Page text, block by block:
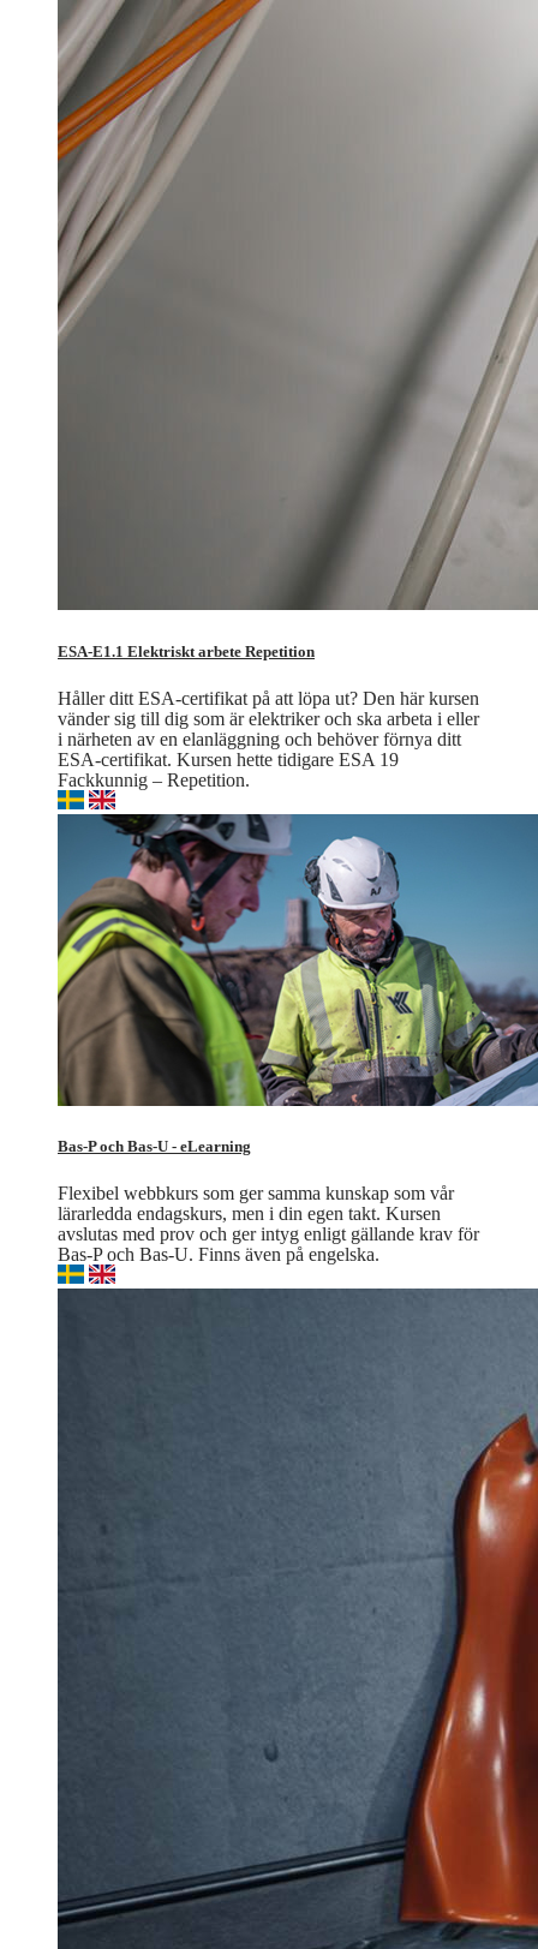
ESA-E1.1 Elektriskt arbete Repetition
Håller ditt ESA-certifikat på att löpa ut? Den här kursen
vänder sig till dig som är elektriker och ska arbeta i eller
i närheten av en elanläggning och behöver förnya ditt
ESA-certifikat. Kursen hette tidigare ESA 19
Fackkunnig – Repetition.
Bas-P och Bas-U - eLearning
Flexibel webbkurs som ger samma kunskap som vår
lärarledda endagskurs, men i din egen takt. Kursen
avslutas med prov och ger intyg enligt gällande krav för
Bas-P och Bas-U. Finns även på engelska.